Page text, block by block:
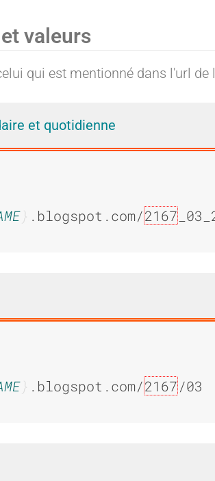
a
g
e
E
valeurs
qui est mentionné dans l'url de
et quotidienne
.blogspot.com/2167
.blogspot.com/2167/03